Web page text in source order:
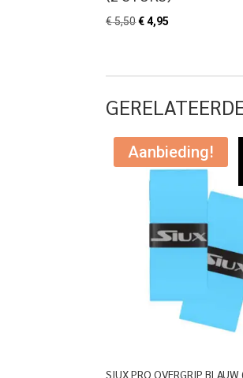
€5,50Oorspronkelijke
€4,95
Aanbieding!
SIUX PRO OVERGRIP